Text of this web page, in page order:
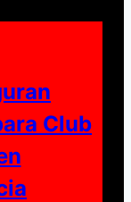
Club